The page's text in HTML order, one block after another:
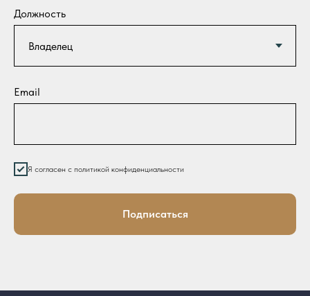
Должность
Email
Я согласен с политикой конфиденциальности
Подписаться